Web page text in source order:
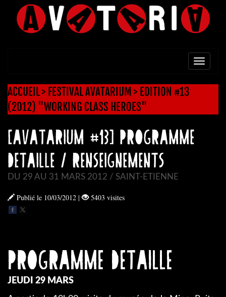
ACCUEIL> FESTIVAL AVATARIUM > EDITION #13
(2012) "WORKING CLASS HEROES"
[AVATARIUM #13] PROGRAMME
DETAILLE / RENSEIGNEMENTS
DU 29 AU 31 MARS 2012 / SAINT-ETIENNE
Publié le 10/03/2012 | 5403 visites
PROGRAMME DETAILLE
JEUDI 29 MARS